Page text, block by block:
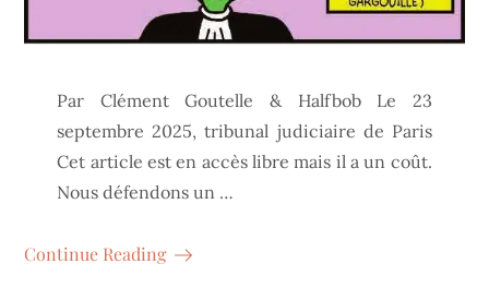
Par Clément Goutelle & Halfbob Le 23
septembre 2025, tribunal judiciaire de Paris
Cet article est en accès libre mais il a un coût.
Nous défendons un …
Continue Reading